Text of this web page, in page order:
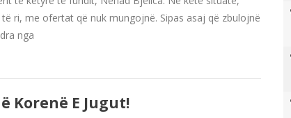
ri, me ofertat që nuk mungojnë. Sipas asaj që zbulojnë
nga
Korenë E Jugut!